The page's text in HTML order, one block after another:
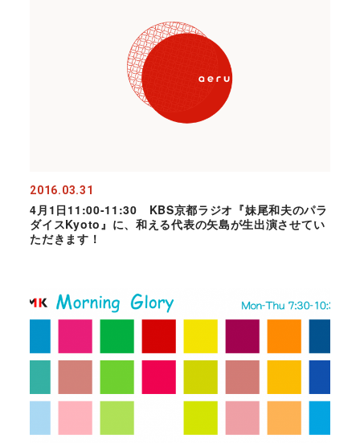
2016.03.31
4月1日11:00-11:30 KBS京都ラジオ『妹尾和夫のパラ
ダイスKyoto』に、和える代表の矢島が生出演させてい
ただきます！